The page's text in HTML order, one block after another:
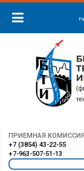
ПРИЕМНАЯ КОМИССИЯ
+7 (3854) 43-22-55
+7-963-507-51-13